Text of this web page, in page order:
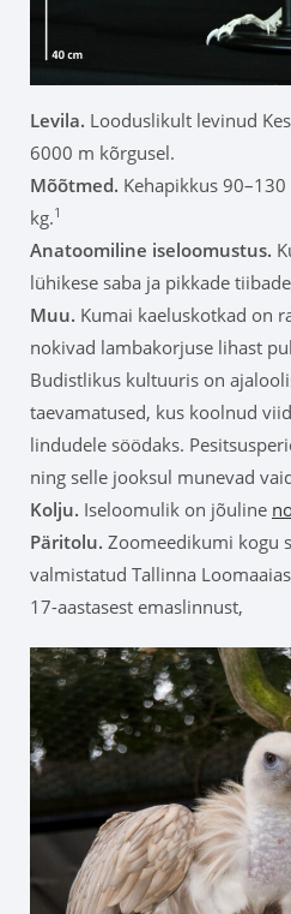
Levila. Looduslikult levinud
6000 m kõrgusel.
Mõõtmed. Kehapikkus
kg.1
Anatoomiline iseloomustus.
lühikese saba ja pikkade
Muu. Kumai kaeluskotkad on
nokivad lambakorjuse lihast
Budistlikus kultuuris on
taevamatused, kus koolnud
lindudele söödaks.
ning selle jooksul munevad
Kolju. Iseloomulik on jõuline
Päritolu. Zoomeedikumi kogu
valmistatud Tallinna
17-aastasest emaslinnust,